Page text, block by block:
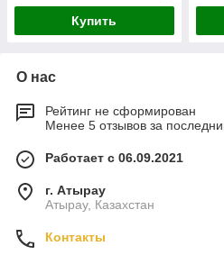
Купить
О нас
Рейтинг не сформирован
Менее 5 отзывов за
Работает с 06.09.2021
г. Атырау
Атырау, Казахстан
Контакты